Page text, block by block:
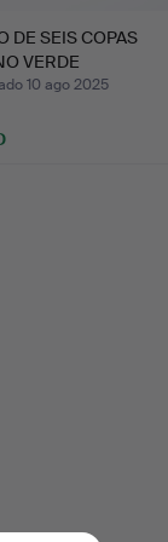
DE SEIS COPAS
VERDE
10 ago 2025